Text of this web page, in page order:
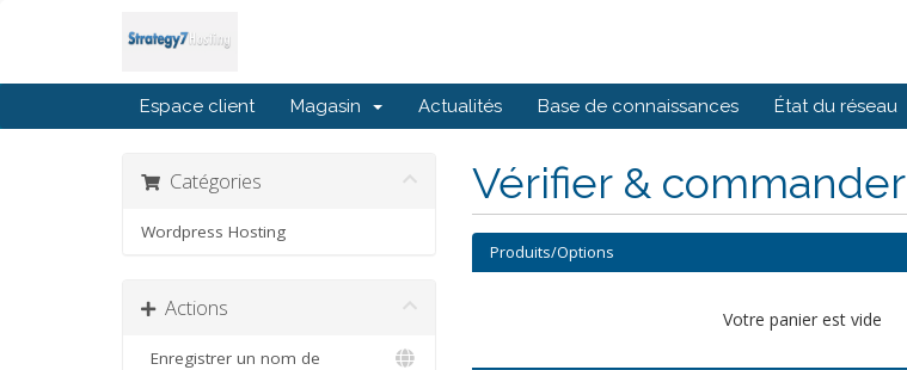
Espace client Magasin Actualités Base de connaissances État du réseau
Vérifier & commander
Catégories
Wordpress Hosting
Actions
Enregistrer un nom de
Produits/Options
Votre panier est vide